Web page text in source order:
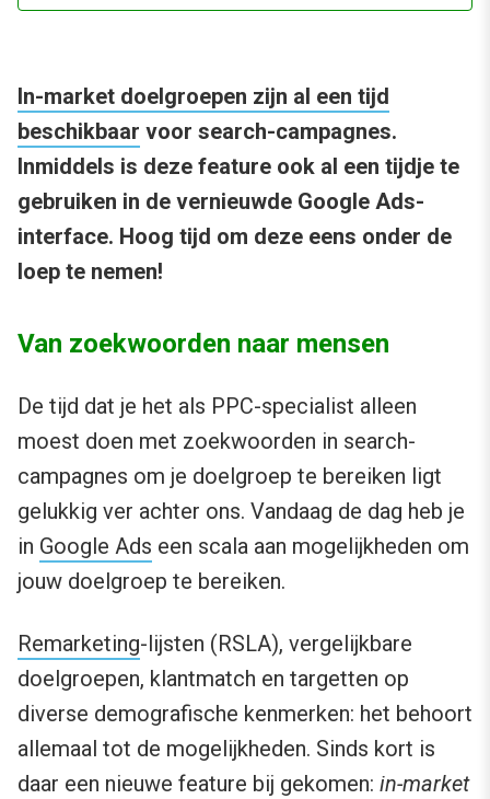
In-market doelgroepen zijn al een tijd
beschikbaar voor search-campagnes.
Inmiddels is deze feature ook al een tijdje te
gebruiken in de vernieuwde Google Ads-
interface. Hoog tijd om deze eens onder de
loep te nemen!
Van zoekwoorden naar mensen
De tijd dat je het als PPC-specialist alleen
moest doen met zoekwoorden in search-
campagnes om je doelgroep te bereiken ligt
gelukkig ver achter ons. Vandaag de dag heb je
in Google Ads een scala aan mogelijkheden om
jouw doelgroep te bereiken.
Remarketing-lijsten (RSLA), vergelijkbare
doelgroepen, klantmatch en targetten op
diverse demografische kenmerken: het behoort
allemaal tot de mogelijkheden. Sinds kort is
daar een nieuwe feature bij gekomen: in-market